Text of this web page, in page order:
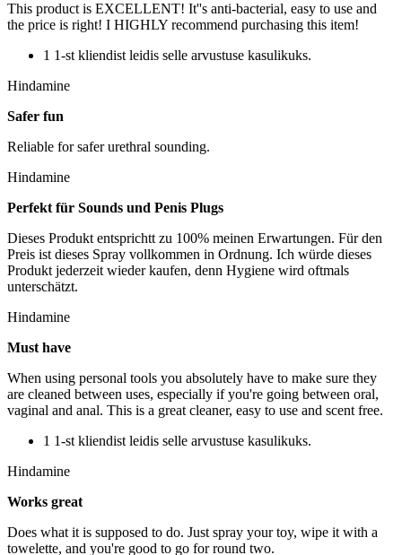
This product is EXCELLENT! It''s anti-bacterial, easy to use and
the price is right! I HIGHLY recommend purchasing this item!
1 1-st kliendist leidis selle arvustuse kasulikuks.
Hindamine
Safer fun
Reliable for safer urethral sounding.
Hindamine
Perfekt für Sounds und Penis Plugs
Dieses Produkt entsprichtt zu 100% meinen Erwartungen. Für den
Preis ist dieses Spray vollkommen in Ordnung. Ich würde dieses
Produkt jederzeit wieder kaufen, denn Hygiene wird oftmals
unterschätzt.
Hindamine
Must have
When using personal tools you absolutely have to make sure they
are cleaned between uses, especially if you're going between oral,
vaginal and anal. This is a great cleaner, easy to use and scent free.
1 1-st kliendist leidis selle arvustuse kasulikuks.
Hindamine
Works great
Does what it is supposed to do. Just spray your toy, wipe it with a
towelette, and you're good to go for round two.